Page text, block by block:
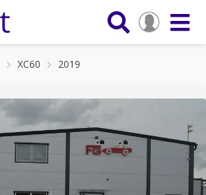
XC60 2019